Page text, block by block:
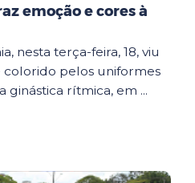
emoção e cores à
nesta terça-feira, 18, viu
pelos uniformes
ginástica rítmica, em ...